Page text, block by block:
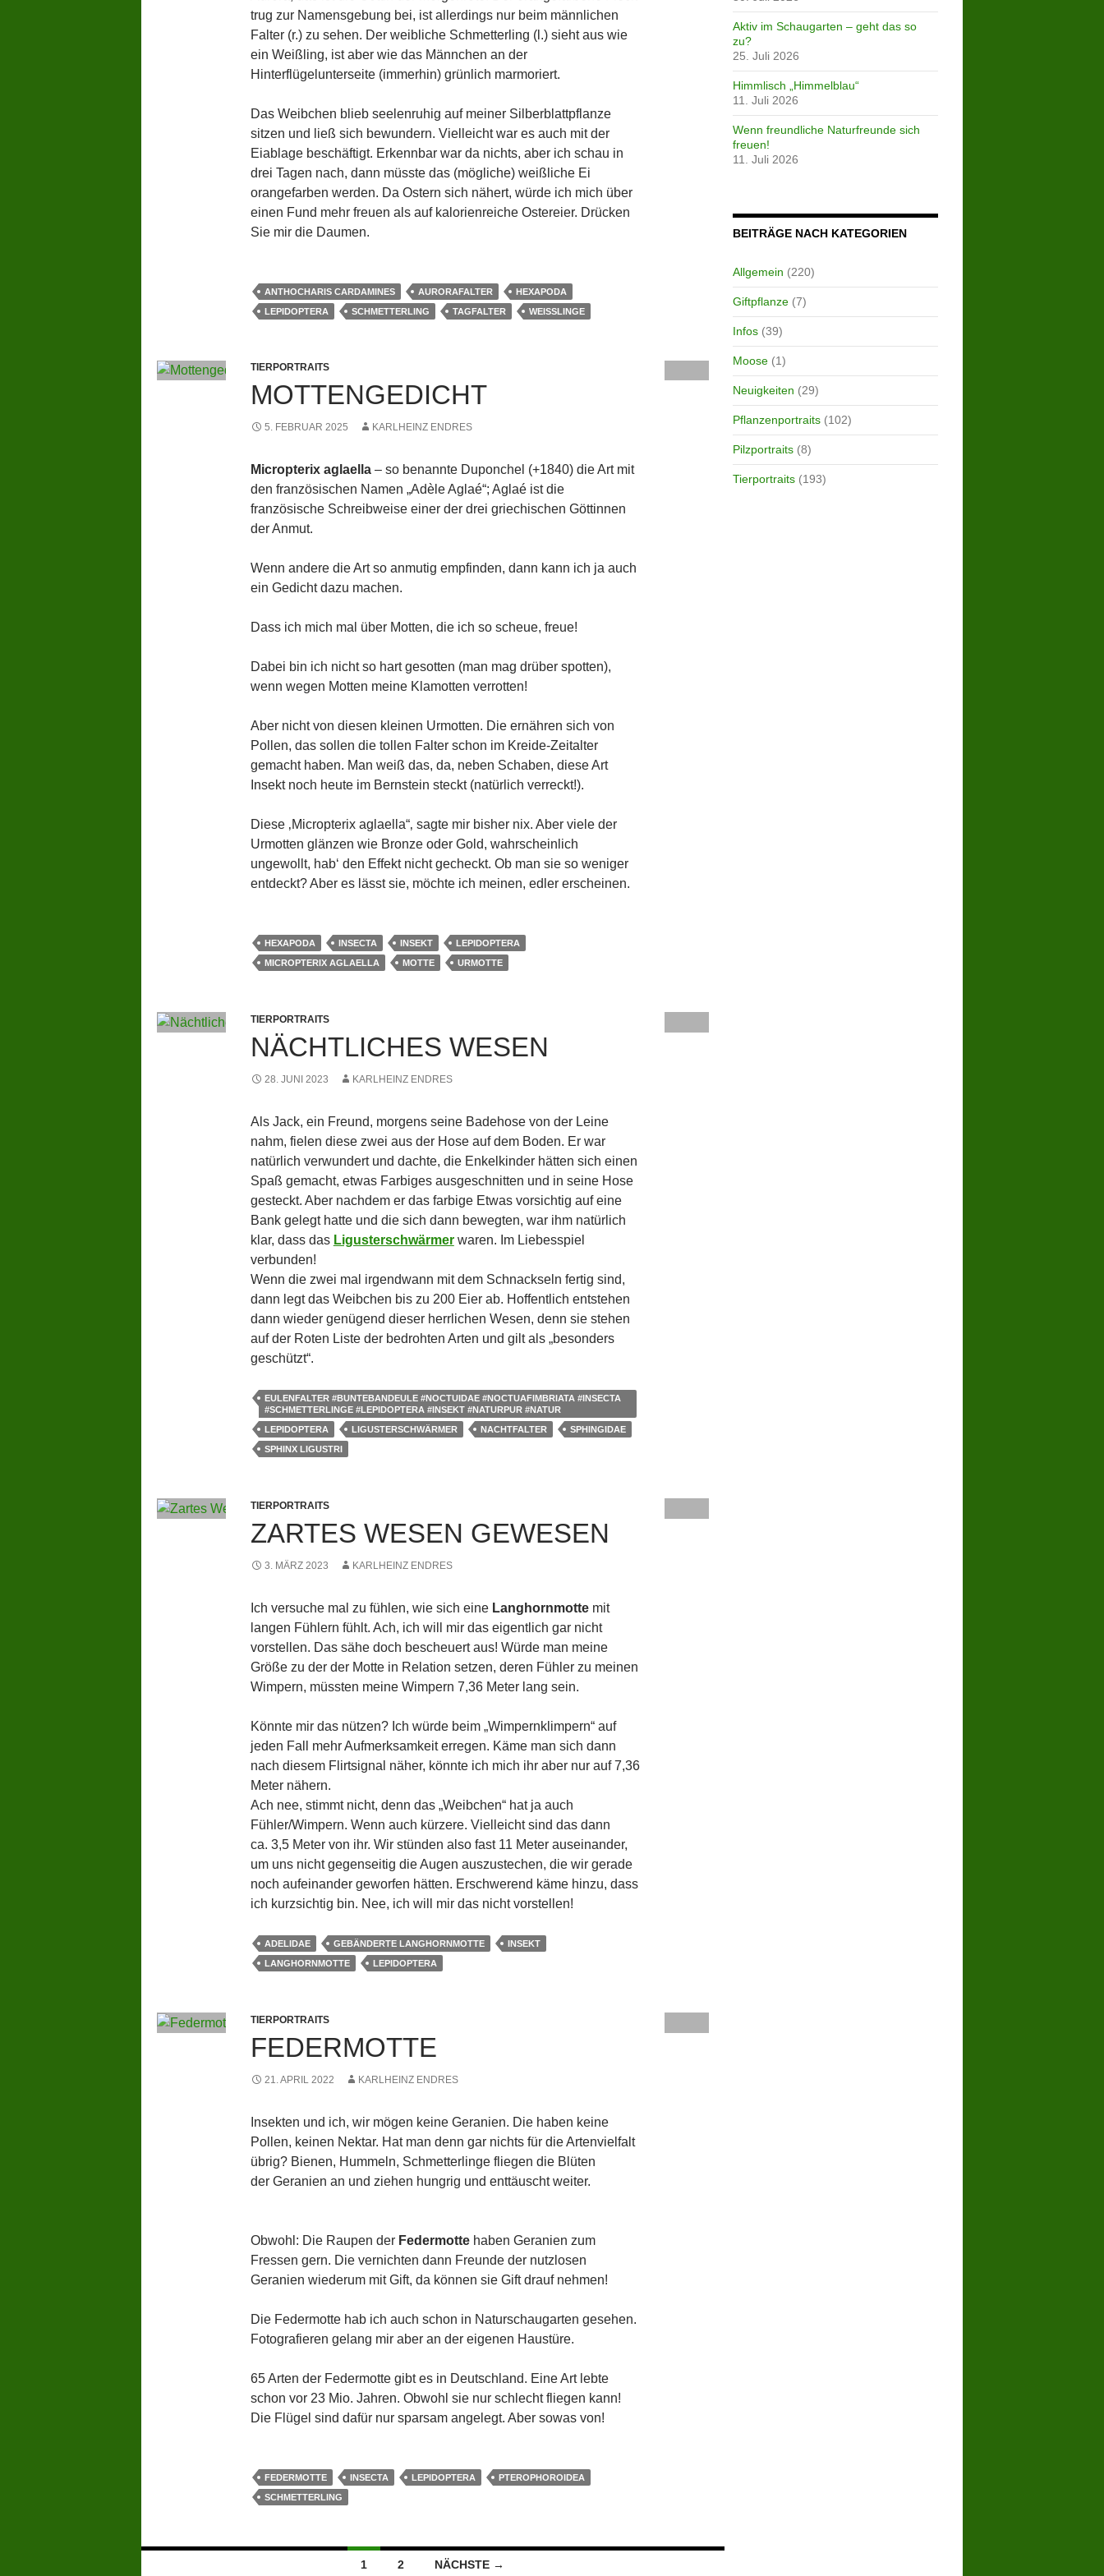
trug zur Namensgebung bei, ist allerdings nur beim männlichen
Falter (r.) zu sehen. Der weibliche Schmetterling (l.) sieht aus wie
ein Weißling, ist aber wie das Männchen an der
Hinterflügelunterseite (immerhin) grünlich marmoriert.
Das Weibchen blieb seelenruhig auf meiner Silberblattpflanze
sitzen und ließ sich bewundern. Vielleicht war es auch mit der
Eiablage beschäftigt. Erkennbar war da nichts, aber ich schau in
drei Tagen nach, dann müsste das (mögliche) weißliche Ei
orangefarben werden. Da Ostern sich nähert, würde ich mich über
einen Fund mehr freuen als auf kalorienreiche Ostereier. Drücken
Sie mir die Daumen.
ANTHOCHARIS CARDAMINES AURORAFALTER
HEXAPODA
LEPIDOPTERA
SCHMETTERLING TAGFALTER WEISSLINGE
TIERPORTRAITS
MOTTENGEDICHT
5. FEBRUAR 2025 KARLHEINZ ENDRES
Micropterix aglaella – so benannte Duponchel (+1840) die Art mit
den französischen Namen „Adèle Aglaé“; Aglaé ist die
französische Schreibweise einer der drei griechischen Göttinnen
der Anmut.
Wenn andere die Art so anmutig empfinden, dann kann ich ja auch
ein Gedicht dazu machen.
Dass ich mich mal über Motten, die ich so scheue, freue!
Dabei bin ich nicht so hart gesotten (man mag drüber spotten),
wenn wegen Motten meine Klamotten verrotten!
Aber nicht von diesen kleinen Urmotten. Die ernähren sich von
Pollen, das sollen die tollen Falter schon im Kreide-Zeitalter
gemacht haben. Man weiß das, da, neben Schaben, diese Art
Insekt noch heute im Bernstein steckt (natürlich verreckt!).
Diese ‚Micropterix aglaella“‚ sagte mir bisher nix. Aber viele der
Urmotten glänzen wie Bronze oder Gold, wahrscheinlich
ungewollt, hab‘ den Effekt nicht gecheckt. Ob man sie so weniger
entdeckt? Aber es lässt sie, möchte ich meinen, edler erscheinen.
HEXAPODA INSECTA INSEKT
LEPIDOPTERA
MICROPTERIX AGLAELLA
MOTTE URMOTTE
TIERPORTRAITS
NÄCHTLICHES WESEN
28. JUNI 2023 KARLHEINZ ENDRES
Als Jack, ein Freund, morgens seine Badehose von der Leine
nahm, fielen diese zwei aus der Hose auf dem Boden. Er war
natürlich verwundert und dachte, die Enkelkinder hätten sich einen
Spaß gemacht, etwas Farbiges ausgeschnitten und in seine Hose
gesteckt. Aber nachdem er das farbige Etwas vorsichtig auf eine
Bank gelegt hatte und die sich dann bewegten, war ihm natürlich
klar, dass das Ligusterschwärmerwaren. Im Liebesspiel
verbunden!
Wenn die zwei mal irgendwann mit dem Schnackseln fertig sind,
dann legt das Weibchen bis zu 200 Eier ab. Hoffentlich entstehen
dann wieder genügend dieser herrlichen Wesen, denn sie stehen
auf der Roten Liste der bedrohten Arten und gilt als „besonders
geschützt“.
EULENFALTER #BUNTEBANDEULE #NOCTUIDAE #NOCTUAFIMBRIATA #INSECTA
#SCHMETTERLINGE #LEPIDOPTERA #INSEKT #NATURPUR #NATUR
LEPIDOPTERA
LIGUSTERSCHWÄRMER NACHTFALTER
SPHINGIDAE
SPHINX LIGUSTRI
TIERPORTRAITS
ZARTES WESEN GEWESEN
3. MÄRZ 2023 KARLHEINZ ENDRES
Ich versuche mal zu fühlen, wie sich eine Langhornmottemit
langen Fühlern fühlt. Ach, ich will mir das eigentlich gar nicht
vorstellen. Das sähe doch bescheuert aus! Würde man meine
Größe zu der der Motte in Relation setzen, deren Fühler zu meinen
Wimpern, müssten meine Wimpern 7,36 Meter lang sein.
Könnte mir das nützen? Ich würde beim „Wimpernklimpern“ auf
jeden Fall mehr Aufmerksamkeit erregen. Käme man sich dann
nach diesem Flirtsignal näher, könnte ich mich ihr aber nur auf 7,36
Meter nähern.
Ach nee, stimmt nicht, denn das „Weibchen“ hat ja auch
Fühler/Wimpern. Wenn auch kürzere. Vielleicht sind das dann
ca. 3,5 Meter von ihr. Wir stünden also fast 11 Meter auseinander,
um uns nicht gegenseitig die Augen auszustechen, die wir gerade
noch aufeinander geworfen hätten. Erschwerend käme hinzu, dass
ich kurzsichtig bin. Nee, ich will mir das nicht vorstellen!
ADELIDAE GEBÄNDERTE LANGHORNMOTTE
INSEKT
LANGHORNMOTTE
LEPIDOPTERA
TIERPORTRAITS
FEDERMOTTE
21. APRIL 2022 KARLHEINZ ENDRES
Insekten und ich, wir mögen keine Geranien. Die haben keine
Pollen, keinen Nektar. Hat man denn gar nichts für die Artenvielfalt
übrig? Bienen, Hummeln, Schmetterlinge fliegen die Blüten
der Geranien an und ziehen hungrig und enttäuscht weiter.
Obwohl: Die Raupen der Federmottehaben Geranien zum
Fressen gern. Die vernichten dann Freunde der nutzlosen
Geranien wiederum mit Gift, da können sie Gift drauf nehmen!
Die Federmotte hab ich auch schon in Naturschaugarten gesehen.
Fotografieren gelang mir aber an der eigenen Haustüre.
65 Arten der Federmotte gibt es in Deutschland. Eine Art lebte
schon vor 23 Mio. Jahren. Obwohl sie nur schlecht fliegen kann!
Die Flügel sind dafür nur sparsam angelegt. Aber sowas von!
FEDERMOTTE INSECTA LEPIDOPTERA
PTEROPHOROIDEA
SCHMETTERLING
1 2 NÄCHSTE →
Aktiv im Schaugarten – geht das so
zu?
25. Juli 2026
Himmlisch „Himmelblau“
11. Juli 2026
Wenn freundliche Naturfreunde sich
freuen!
11. Juli 2026
BEITRÄGE NACH KATEGORIEN
Allgemein (220)
Giftpflanze(7)
Infos(39)
Moose(1)
Neuigkeiten (29)
Pflanzenportraits(102)
Pilzportraits(8)
Tierportraits(193)